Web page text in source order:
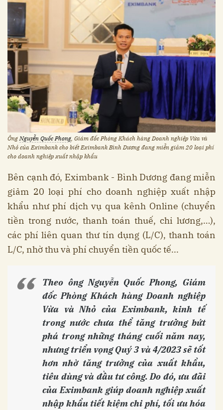
Ông Nguyễn Quốc Phong , Giám đốc Phòng Khách hàng Doanh nghiệp Vừa và
Nhỏ của Eximbank cho biết Eximbank Bình Dương đang miễn giảm 20 loại phí
cho doanh nghiệp xuất nhập khẩu
Bên cạnh đó, Eximbank - Bình Dương đang miễn
giảm 20 loại phí cho doanh nghiệp xuất nhập
khẩu như phí dịch vụ qua kênh Online (chuyển
tiền trong nước, thanh toán thuế, chi lương,…),
các phí liên quan thư tín dụng (L/C), thanh toán
L/C, nhờ thu và phí chuyển tiền quốc tế...
Theo ông Nguyễn Quốc Phong, Giám
đốc Phòng Khách hàng Doanh nghiệp
Vừa và Nhỏ của Eximbank, kinh tế
trong nước chưa thể tăng trưởng bứt
phá trong những tháng cuối năm nay,
nhưng triển vọng Quý 3 và 4/2023 sẽ tốt
hơn nhờ tăng trưởng của xuất khẩu,
tiêu dùng và đầu tư công. Do đó, ưu đãi
của Eximbank giúp doanh nghiệp xuất
nhập khẩu tiết kiệm chi phí, tối ưu hóa